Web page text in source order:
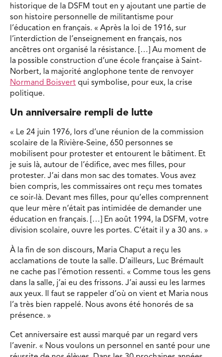
historique de la DSFM tout en y ajoutant une partie de
son histoire personnelle de militantisme pour
l’éducation en français. « Après la loi de 1916, sur
l’interdiction de l’enseignement en français, nos
ancêtres ont organisé la résistance. […] Au moment de
la possible construction d’une école française à Saint-
Norbert, la majorité anglophone tente de renvoyer
Normand Boisvert qui symbolise, pour eux, la crise
politique.
Un anniversaire rempli de lutte
« Le 24 juin 1976, lors d’une réunion de la commission
scolaire de la Rivière-Seine, 650 personnes se
mobilisent pour protester et entourent le bâtiment. Et
je suis là, autour de l’édifice, avec mes filles, pour
protester. J’ai dans mon sac des tomates. Vous avez
bien compris, les commissaires ont reçu mes tomates
ce soir-là. Devant mes filles, pour qu’elles comprennent
que leur mère n’était pas intimidée de demander une
éducation en français. […] En août 1994, la DSFM, votre
division scolaire, ouvre les portes. C’était il y a 30 ans. »
À la fin de son discours, Maria Chaput a reçu les
acclamations de toute la salle. D’ailleurs, Luc Brémault
ne cache pas l’émotion ressenti. « Comme tous les gens
dans la salle, j’ai eu des frissons. J’ai aussi eu les larmes
aux yeux. Il faut se rappeler d’où on vient et Maria nous
l’a très bien rappelé. Nous avons été honorés de sa
présence. »
Cet anniversaire est aussi marqué par un regard vers
l’avenir. « Nous voulons un personnel en santé pour une